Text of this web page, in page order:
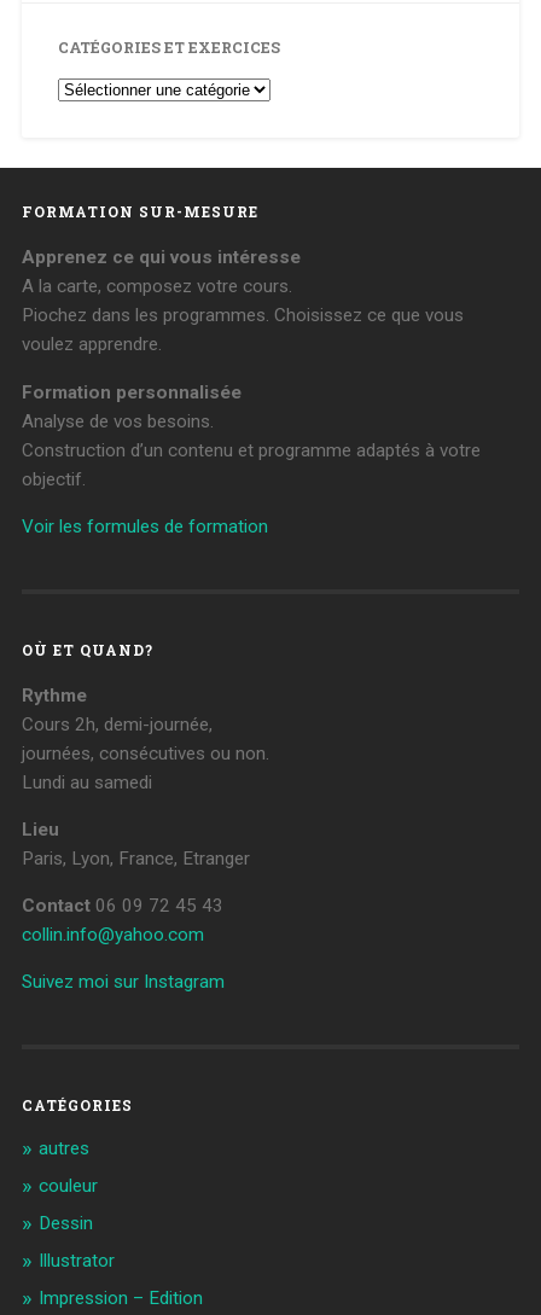
CATÉGORIES ET EXERCICES
Catégories
et
FORMATION SUR-MESURE
Apprenez ce qui vous intéresse
A la carte, composez votre cours.
Piochez dans les programmes. Choisissez ce que vous
voulez apprendre.
Formation personnalisée
Analyse de vos besoins.
Construction d’un contenu et programme adaptés à votre
objectif.
Voir les formules de formation
OÙ ET QUAND?
Rythme
Cours 2h, demi-journée,
journées, consécutives ou non.
Lundi au samedi
Lieu
Paris, Lyon, France, Etranger
Contact 06 09 72 45 43
collin.info@yahoo.com
Suivez moi sur Instagram
CATÉGORIES
autres
couleur
Dessin
Illustrator
Impression – Edition